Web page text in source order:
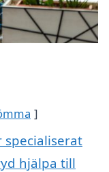
specialiserat
hjälpa till